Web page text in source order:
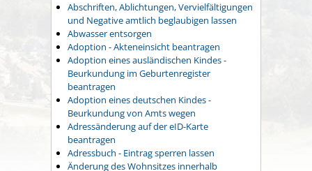
Abschriften, Ablichtungen, Vervielfältigungen
und Negative amtlich beglaubigen lassen
Abwasser entsorgen
Adoption - Akteneinsicht beantragen
Adoption eines ausländischen Kindes -
Beurkundung im Geburtenregister
beantragen
Adoption eines deutschen Kindes -
Beurkundung von Amts wegen
Adressänderung auf der eID-Karte
beantragen
Adressbuch - Eintrag sperren lassen
Änderung des Wohnsitzes innerhalb